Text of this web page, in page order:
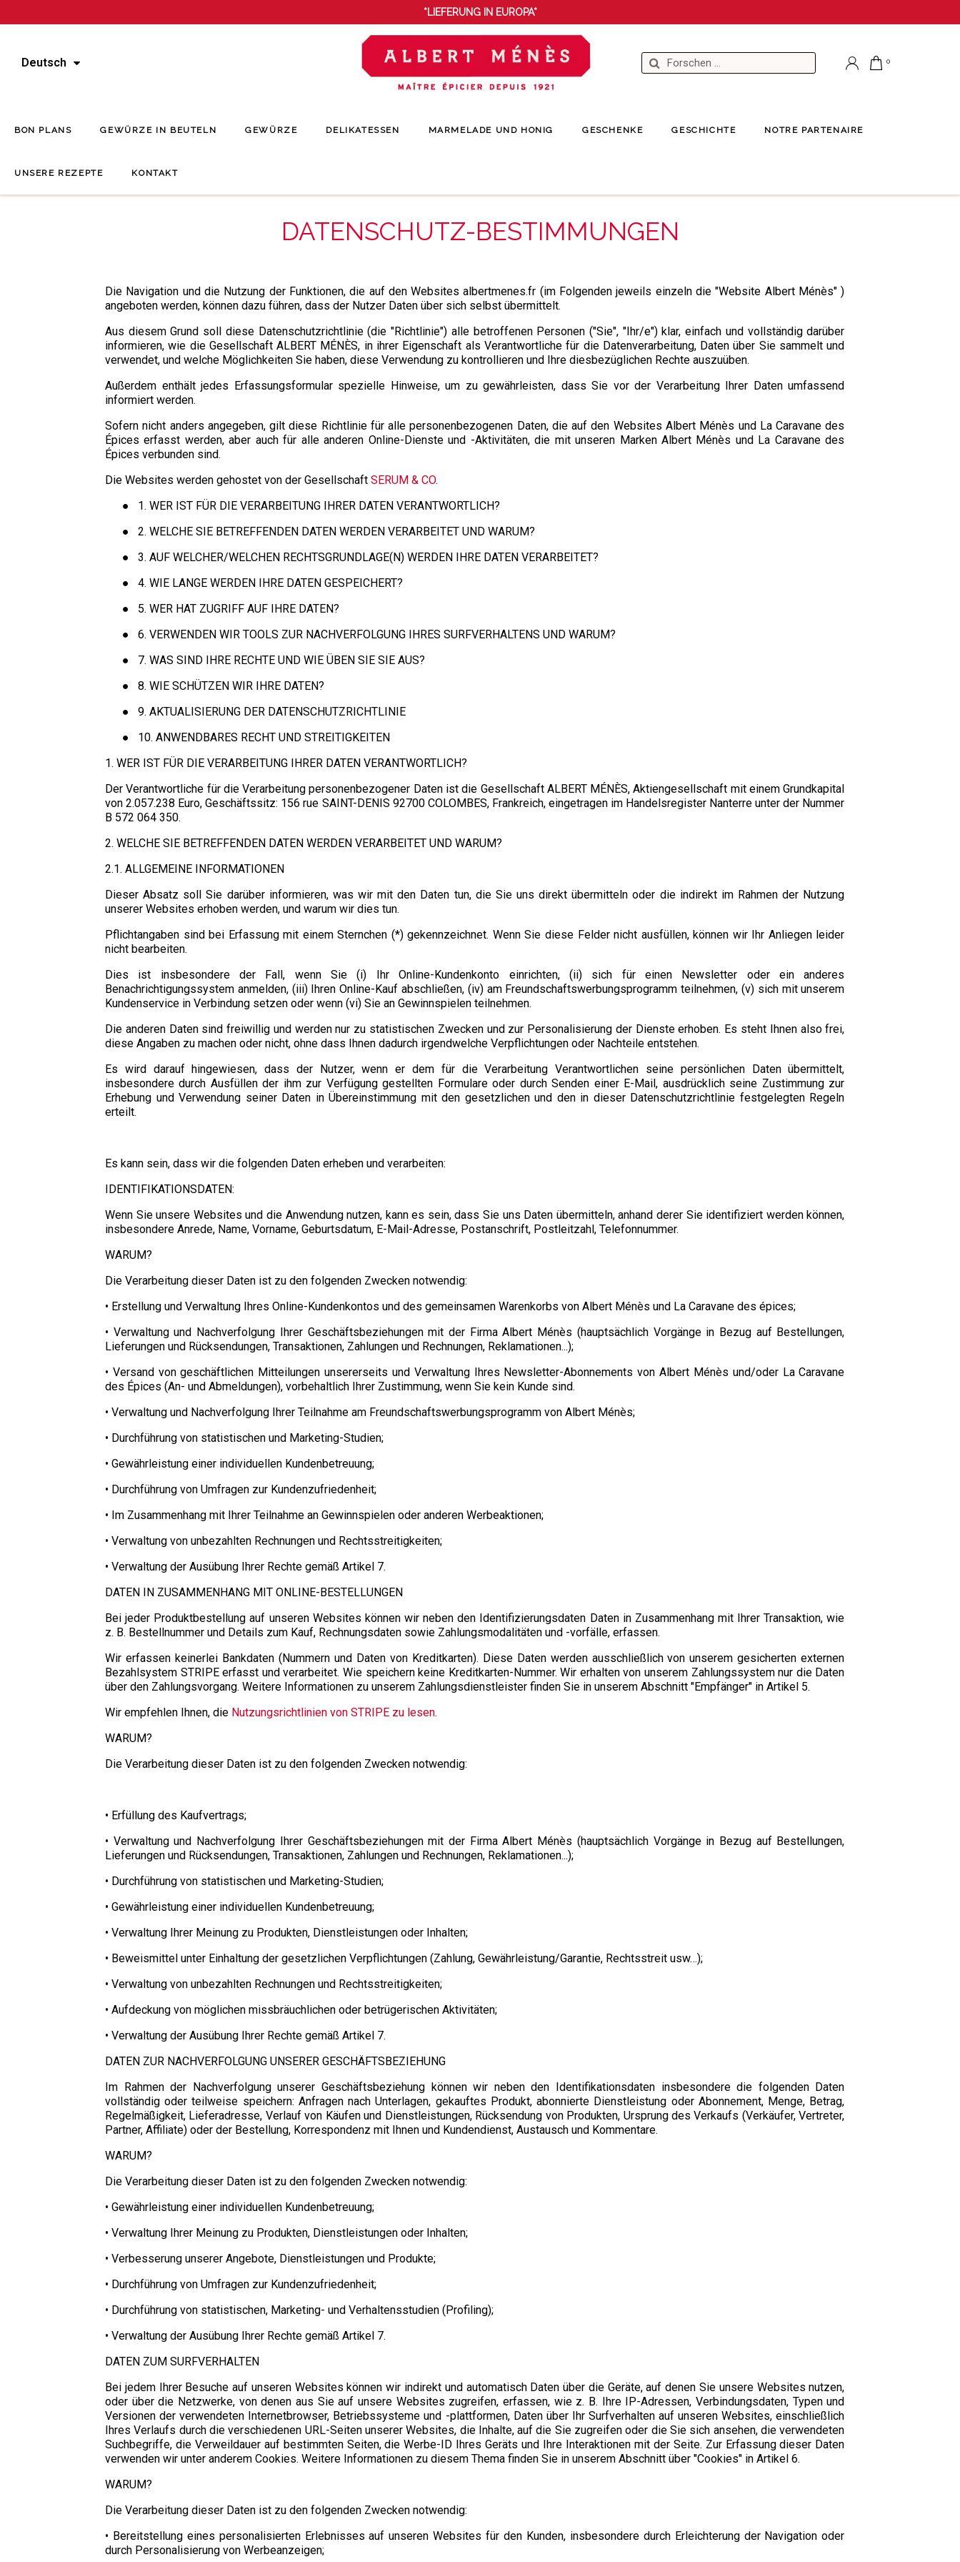
*LIEFERUNG IN EUROPA*
Deutsch
BON PLANS GEWÜRZE IN BEUTELN GEWÜRZE DELIKATESSEN MARMELADE UND HONIG GESCHENKE GESCHICHTE NOTRE PARTENAIRE
UNSERE REZEPTE KONTAKT
DATENSCHUTZ-BESTIMMUNGEN
Die Navigation und die Nutzung der Funktionen, die auf den Websites albertmenes.fr (im Folgenden jeweils einzeln die "Website Albert Ménès" )
angeboten werden, können dazu führen, dass der Nutzer Daten über sich selbst übermittelt.
Aus diesem Grund soll diese Datenschutzrichtlinie (die "Richtlinie") alle betroffenen Personen ("Sie", "Ihr/e") klar, einfach und vollständig darüber
informieren, wie die Gesellschaft ALBERT MÉNÈS, in ihrer Eigenschaft als Verantwortliche für die Datenverarbeitung, Daten über Sie sammelt und
verwendet, und welche Möglichkeiten Sie haben, diese Verwendung zu kontrollieren und Ihre diesbezüglichen Rechte auszuüben.
Außerdem enthält jedes Erfassungsformular spezielle Hinweise, um zu gewährleisten, dass Sie vor der Verarbeitung Ihrer Daten umfassend
informiert werden.
Sofern nicht anders angegeben, gilt diese Richtlinie für alle personenbezogenen Daten, die auf den Websites Albert Ménès und La Caravane des
Épices erfasst werden, aber auch für alle anderen Online-Dienste und -Aktivitäten, die mit unseren Marken Albert Ménès und La Caravane des
Épices verbunden sind.
Die Websites werden gehostet von der Gesellschaft SERUM & CO.
●
1. WER IST FÜR DIE VERARBEITUNG IHRER DATEN VERANTWORTLICH?
●
2. WELCHE SIE BETREFFENDEN DATEN WERDEN VERARBEITET UND WARUM?
●
3. AUF WELCHER/WELCHEN RECHTSGRUNDLAGE(N) WERDEN IHRE DATEN VERARBEITET?
●
4. WIE LANGE WERDEN IHRE DATEN GESPEICHERT?
●
5. WER HAT ZUGRIFF AUF IHRE DATEN?
●
6. VERWENDEN WIR TOOLS ZUR NACHVERFOLGUNG IHRES SURFVERHALTENS UND WARUM?
●
7. WAS SIND IHRE RECHTE UND WIE ÜBEN SIE SIE AUS?
●
8. WIE SCHÜTZEN WIR IHRE DATEN?
●
9. AKTUALISIERUNG DER DATENSCHUTZRICHTLINIE
●
10. ANWENDBARES RECHT UND STREITIGKEITEN
1. WER IST FÜR DIE VERARBEITUNG IHRER DATEN VERANTWORTLICH?
Der Verantwortliche für die Verarbeitung personenbezogener Daten ist die Gesellschaft ALBERT MÉNÈS, Aktiengesellschaft mit einem Grundkapital
von 2.057.238 Euro, Geschäftssitz: 156 rue SAINT-DENIS 92700 COLOMBES, Frankreich, eingetragen im Handelsregister Nanterre unter der Nummer
B 572 064 350.
2. WELCHE SIE BETREFFENDEN DATEN WERDEN VERARBEITET UND WARUM?
2.1. ALLGEMEINE INFORMATIONEN
Dieser Absatz soll Sie darüber informieren, was wir mit den Daten tun, die Sie uns direkt übermitteln oder die indirekt im Rahmen der Nutzung
unserer Websites erhoben werden, und warum wir dies tun.
Pflichtangaben sind bei Erfassung mit einem Sternchen (*) gekennzeichnet. Wenn Sie diese Felder nicht ausfüllen, können wir Ihr Anliegen leider
nicht bearbeiten.
Dies ist insbesondere der Fall, wenn Sie (i) Ihr Online-Kundenkonto einrichten, (ii) sich für einen Newsletter oder ein anderes
Benachrichtigungssystem anmelden, (iii) Ihren Online-Kauf abschließen, (iv) am Freundschaftswerbungsprogramm teilnehmen, (v) sich mit unserem
Kundenservice in Verbindung setzen oder wenn (vi) Sie an Gewinnspielen teilnehmen.
Die anderen Daten sind freiwillig und werden nur zu statistischen Zwecken und zur Personalisierung der Dienste erhoben. Es steht Ihnen also frei,
diese Angaben zu machen oder nicht, ohne dass Ihnen dadurch irgendwelche Verpflichtungen oder Nachteile entstehen.
Es wird darauf hingewiesen, dass der Nutzer, wenn er dem für die Verarbeitung Verantwortlichen seine persönlichen Daten übermittelt,
insbesondere durch Ausfüllen der ihm zur Verfügung gestellten Formulare oder durch Senden einer E-Mail, ausdrücklich seine Zustimmung zur
Erhebung und Verwendung seiner Daten in Übereinstimmung mit den gesetzlichen und den in dieser Datenschutzrichtlinie festgelegten Regeln
erteilt.
Es kann sein, dass wir die folgenden Daten erheben und verarbeiten:
IDENTIFIKATIONSDATEN:
Wenn Sie unsere Websites und die Anwendung nutzen, kann es sein, dass Sie uns Daten übermitteln, anhand derer Sie identifiziert werden können,
insbesondere Anrede, Name, Vorname, Geburtsdatum, E-Mail-Adresse, Postanschrift, Postleitzahl, Telefonnummer.
WARUM?
Die Verarbeitung dieser Daten ist zu den folgenden Zwecken notwendig:
• Erstellung und Verwaltung Ihres Online-Kundenkontos und des gemeinsamen Warenkorbs von Albert Ménès und La Caravane des épices;
• Verwaltung und Nachverfolgung Ihrer Geschäftsbeziehungen mit der Firma Albert Ménès (hauptsächlich Vorgänge in Bezug auf Bestellungen,
Lieferungen und Rücksendungen, Transaktionen, Zahlungen und Rechnungen, Reklamationen...);
• Versand von geschäftlichen Mitteilungen unsererseits und Verwaltung Ihres Newsletter-Abonnements von Albert Ménès und/oder La Caravane
des Épices (An- und Abmeldungen), vorbehaltlich Ihrer Zustimmung, wenn Sie kein Kunde sind.
• Verwaltung und Nachverfolgung Ihrer Teilnahme am Freundschaftswerbungsprogramm von Albert Ménès;
• Durchführung von statistischen und Marketing-Studien;
• Gewährleistung einer individuellen Kundenbetreuung;
• Durchführung von Umfragen zur Kundenzufriedenheit;
• Im Zusammenhang mit Ihrer Teilnahme an Gewinnspielen oder anderen Werbeaktionen;
• Verwaltung von unbezahlten Rechnungen und Rechtsstreitigkeiten;
• Verwaltung der Ausübung Ihrer Rechte gemäß Artikel 7.
DATEN IN ZUSAMMENHANG MIT ONLINE-BESTELLUNGEN
Bei jeder Produktbestellung auf unseren Websites können wir neben den Identifizierungsdaten Daten in Zusammenhang mit Ihrer Transaktion, wie
z. B. Bestellnummer und Details zum Kauf, Rechnungsdaten sowie Zahlungsmodalitäten und -vorfälle, erfassen.
Wir erfassen keinerlei Bankdaten (Nummern und Daten von Kreditkarten). Diese Daten werden ausschließlich von unserem gesicherten externen
Bezahlsystem STRIPE erfasst und verarbeitet. Wie speichern keine Kreditkarten-Nummer. Wir erhalten von unserem Zahlungssystem nur die Daten
über den Zahlungsvorgang. Weitere Informationen zu unserem Zahlungsdienstleister finden Sie in unserem Abschnitt "Empfänger" in Artikel 5.
Wir empfehlen Ihnen, die Nutzungsrichtlinien von STRIPE zu lesen.
WARUM?
Die Verarbeitung dieser Daten ist zu den folgenden Zwecken notwendig:
• Erfüllung des Kaufvertrags;
• Verwaltung und Nachverfolgung Ihrer Geschäftsbeziehungen mit der Firma Albert Ménès (hauptsächlich Vorgänge in Bezug auf Bestellungen,
Lieferungen und Rücksendungen, Transaktionen, Zahlungen und Rechnungen, Reklamationen...);
• Durchführung von statistischen und Marketing-Studien;
• Gewährleistung einer individuellen Kundenbetreuung;
• Verwaltung Ihrer Meinung zu Produkten, Dienstleistungen oder Inhalten;
• Beweismittel unter Einhaltung der gesetzlichen Verpflichtungen (Zahlung, Gewährleistung/Garantie, Rechtsstreit usw…);
• Verwaltung von unbezahlten Rechnungen und Rechtsstreitigkeiten;
• Aufdeckung von möglichen missbräuchlichen oder betrügerischen Aktivitäten;
• Verwaltung der Ausübung Ihrer Rechte gemäß Artikel 7.
DATEN ZUR NACHVERFOLGUNG UNSERER GESCHÄFTSBEZIEHUNG
Im Rahmen der Nachverfolgung unserer Geschäftsbeziehung können wir neben den Identifikationsdaten insbesondere die folgenden Daten
vollständig oder teilweise speichern: Anfragen nach Unterlagen, gekauftes Produkt, abonnierte Dienstleistung oder Abonnement, Menge, Betrag,
Regelmäßigkeit, Lieferadresse, Verlauf von Käufen und Dienstleistungen, Rücksendung von Produkten, Ursprung des Verkaufs (Verkäufer, Vertreter,
Partner, Affiliate) oder der Bestellung, Korrespondenz mit Ihnen und Kundendienst, Austausch und Kommentare.
WARUM?
Die Verarbeitung dieser Daten ist zu den folgenden Zwecken notwendig:
• Gewährleistung einer individuellen Kundenbetreuung;
• Verwaltung Ihrer Meinung zu Produkten, Dienstleistungen oder Inhalten;
• Verbesserung unserer Angebote, Dienstleistungen und Produkte;
• Durchführung von Umfragen zur Kundenzufriedenheit;
• Durchführung von statistischen, Marketing- und Verhaltensstudien (Profiling);
• Verwaltung der Ausübung Ihrer Rechte gemäß Artikel 7.
DATEN ZUM SURFVERHALTEN
Bei jedem Ihrer Besuche auf unseren Websites können wir indirekt und automatisch Daten über die Geräte, auf denen Sie unsere Websites nutzen,
oder über die Netzwerke, von denen aus Sie auf unsere Websites zugreifen, erfassen, wie z. B. Ihre IP-Adressen, Verbindungsdaten, Typen und
Versionen der verwendeten Internetbrowser, Betriebssysteme und -plattformen, Daten über Ihr Surfverhalten auf unseren Websites, einschließlich
Ihres Verlaufs durch die verschiedenen URL-Seiten unserer Websites, die Inhalte, auf die Sie zugreifen oder die Sie sich ansehen, die verwendeten
Suchbegriffe, die Verweildauer auf bestimmten Seiten, die Werbe-ID Ihres Geräts und Ihre Interaktionen mit der Seite. Zur Erfassung dieser Daten
verwenden wir unter anderem Cookies. Weitere Informationen zu diesem Thema finden Sie in unserem Abschnitt über "Cookies" in Artikel 6.
WARUM?
Die Verarbeitung dieser Daten ist zu den folgenden Zwecken notwendig:
• Bereitstellung eines personalisierten Erlebnisses auf unseren Websites für den Kunden, insbesondere durch Erleichterung der Navigation oder
durch Personalisierung von Werbeanzeigen;